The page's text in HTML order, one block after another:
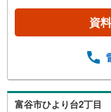
《周辺環境
いて》お仕
ます！《ご
時間～約2
でのご案内
資
富谷市ひより台2丁目